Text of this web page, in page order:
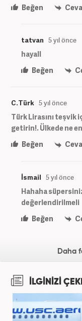
Beğen
tatvan 5 yıl önce
hayall
Beğen
C.Türk 5 yıl önce
Türk Lirasını teşvik
getirin!. Ülkede ne
Beğen
İsmail 5 yıl önce
Hahaha
değerlendirilmeli
Beğen
Daha
İLGİNİZİ